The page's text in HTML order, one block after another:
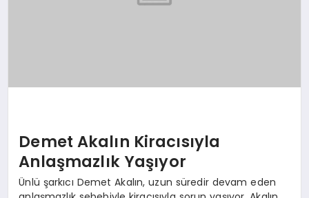
Demet Akalın Kiracısıyla
Anlaşmazlık Yaşıyor
Ünlü şarkıcı Demet Akalın, uzun süredir devam eden